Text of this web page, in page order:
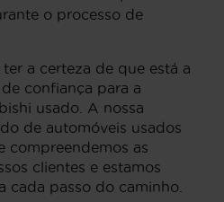
o processo de
a certeza de que está a
confiança para a
usado. A nossa
de automóveis usados
compreendemos as
clientes e estamos
cada passo do caminho.